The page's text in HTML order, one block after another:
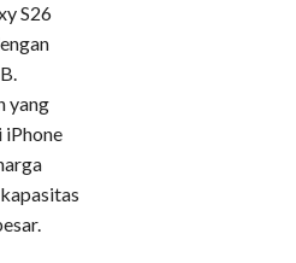
S26
yang
iPhone